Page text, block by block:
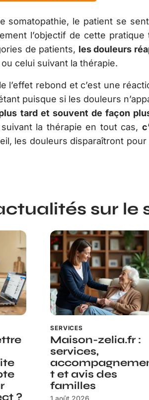
somatopathie, le patient se sent
l’objectif de cette
de patients, les douleurs
celui suivant la thérapie.
l’effet rebond et c’est une
puisque si les douleurs
tard et souvent de façon
la thérapie en tout cas,
les douleurs disparaîtront
sur le
?
SERVICES
Maison-zelia.fr :
services,
t et avis des
familles